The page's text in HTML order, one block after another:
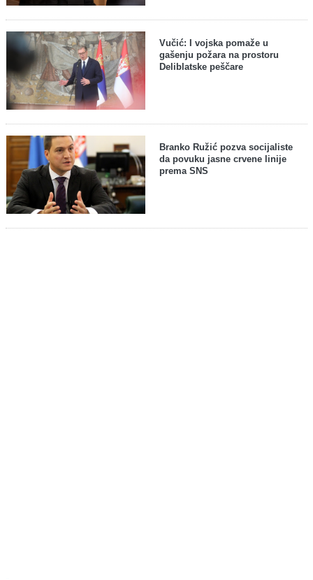
Vučić: I vojska pomaže u
gašenju požara na prostoru
Deliblatske peščare
Branko Ružić pozva socijaliste
da povuku jasne crvene linije
prema SNS